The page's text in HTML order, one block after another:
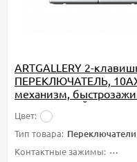
ARTGALLERY 2-
ПЕРЕКЛЮЧАТЕЛЬ,
механизм,
клем., БЕЛЫЙ,
Цвет:
Тип товара: Переключатели
Контактные зажимы: